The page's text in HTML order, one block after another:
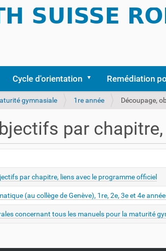
Cycle d'orientation Remédiation
gymnasiale 1re année Découpage,
par
par chapitre, liens avec le programme officiel
(au collège de Genève), 1re, 2e, 3e et 4e
concernant tous les manuels pour la maturité